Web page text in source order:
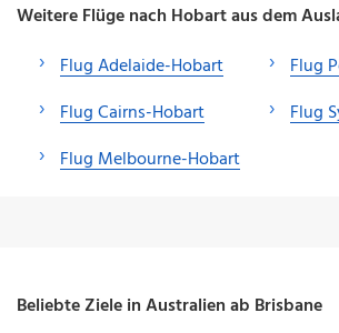
Weitere Flüge nach Hobart aus dem
Flug Adelaide-Hobart
Flug Cairns-Hobart
Flug Melbourne-Hobart
Flug
Flug
Beliebte Ziele in Australien ab Brisbane